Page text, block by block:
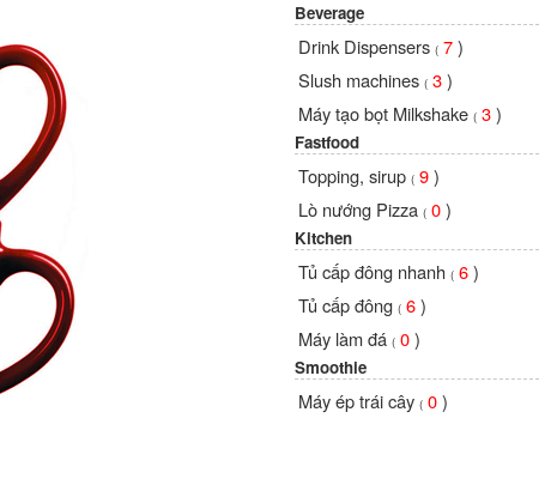
Beverage
Drink Dispensers ( 7)
Slush machines ( 3)
Máy tạo bọt Milkshake ( 3)
Fastfood
Topping, sirup ( 9)
Lò nướng Pizza ( 0)
Kitchen
Tủ cấp đông nhanh ( 6)
Tủ cấp đông ( 6)
Máy làm đá ( 0)
Smoothie
Máy ép trái cây ( 0)